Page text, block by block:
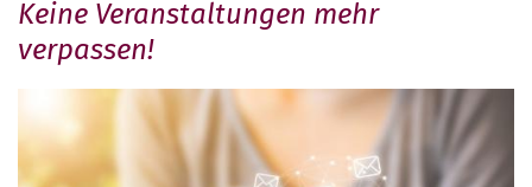
Keine Veranstaltungen mehr
verpassen!